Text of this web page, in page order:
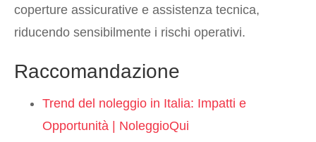
coperture assicurative e assistenza tecnica,
riducendo sensibilmente i rischi operativi.
Raccomandazione
Trend del noleggio in Italia: Impatti e
Opportunità | NoleggioQui